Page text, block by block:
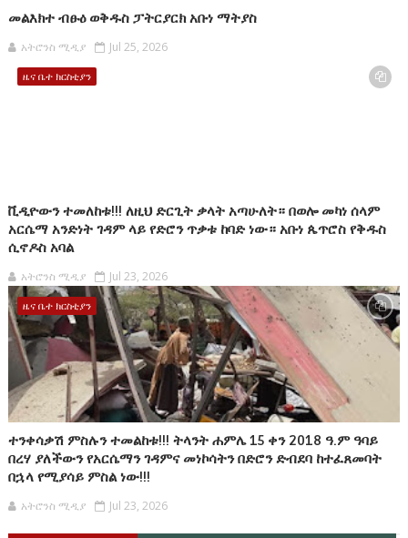
መልእክተ ብፁዕ ወቅዱስ ፓትርያርክ አቡነ ማትያስ
አትሮንስ ሚዲያ Jul 25, 2026
ዜና ቤተ ክርስቲያን
ቪዲዮውን ተመለከቱ!!! ለዚህ ድርጊት ቃላት አጣሁለት። በወሎ መካነ ሰላም
አርሴማ አንድነት ገዳም ላይ የድሮን ጥቃቱ ከባድ ነው። አቡነ ጴጥሮስ የቅዱስ
ሲኖዶስ አባል
አትሮንስ ሚዲያ Jul 23, 2026
ዜና ቤተ ክርስቲያን
ተንቀሳቃሽ ምስሉን ተመልከቱ!!! ትላንት ሐምሌ 15 ቀን 2018 ዓ.ም ዓባይ
በረሃ ያለችውን የአርሴማን ገዳምና መነኮሳትን በድሮን ድብደባ ከተፈጸመባት
በኋላ የሚያሳይ ምስል ነው!!!
አትሮንስ ሚዲያ Jul 23, 2026